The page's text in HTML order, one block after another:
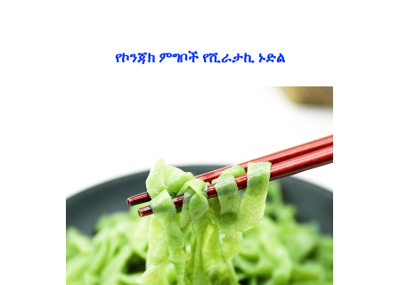
የኮንጃክ ምግቦች የሺራታኪ ኑድል